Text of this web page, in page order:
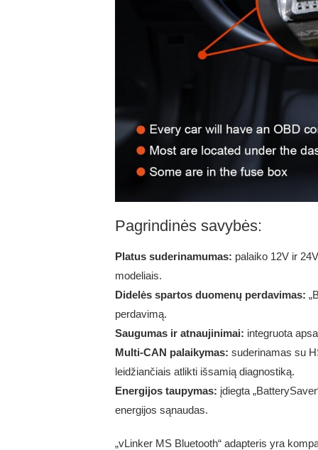
Pagrindinės savybės:
Platus suderinamumas: palaiko 12V ir
modeliais.
Didelės spartos duomenų perdavimas:
perdavimą.
Saugumas ir atnaujinimai: integruota
Multi-CAN palaikymas: suderinamas su
leidžiančiais atlikti išsamią diagnostiką.
Energijos taupymas: įdiegta
energijos sąnaudas.
„vLinker MS Bluetooth“ adapteris yra